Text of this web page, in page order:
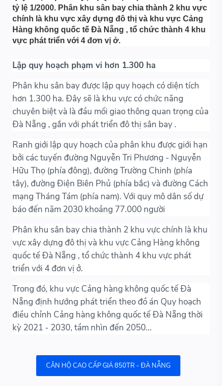
tỷ lệ 1/2000. Phân khu sân bay chia thành 2 khu vực
chính là khu vực xây dựng đô thị và khu vực Cảng
Hàng không quốc tế Đà Nẵng , tổ chức thành 4 khu
vực phát triển với 4 đơn vị ở.
Lập quy hoạch phạm vi hơn 1.300 ha
Phân khu sân bay được lập quy hoạch có diện tích
hơn 1.300 ha. Đây sẽ là khu vực có chức năng
chuyên biệt và là đầu mối giao thông quan trọng của
Đà Nẵng , gắn với phát triển đô thị sân bay .
Ranh giới lập quy hoạch của phân khu được giới hạn
bởi các tuyến đường Nguyễn Tri Phương - Nguyễn
Hữu Thọ (phía đông), đường Trường Chinh (phía
tây), đường Điện Biên Phủ (phía bắc) và đường Cách
mạng Tháng Tám (phía nam). Với quy mô dân số dự
báo đến năm 2030 khoảng 77.000 người
Phân khu sân bay chia thành 2 khu vực chính là khu
vực xây dựng đô thị và khu vực Cảng Hàng không
quốc tế Đà Nẵng , tổ chức thành 4 khu vực phát
triển với 4 đơn vị ở.
Trong đó, khu vực Cảng hàng không quốc tế Đà
Nẵng định hướng phát triển theo đồ án Quy hoạch
điều chỉnh Cảng hàng không quốc tế Đà Nẵng thời
kỳ 2021 - 2030, tầm nhìn đến 2050...
CĂN HỘ CAO CẤP GIÁ 850TR - ĐÀ NẴNG